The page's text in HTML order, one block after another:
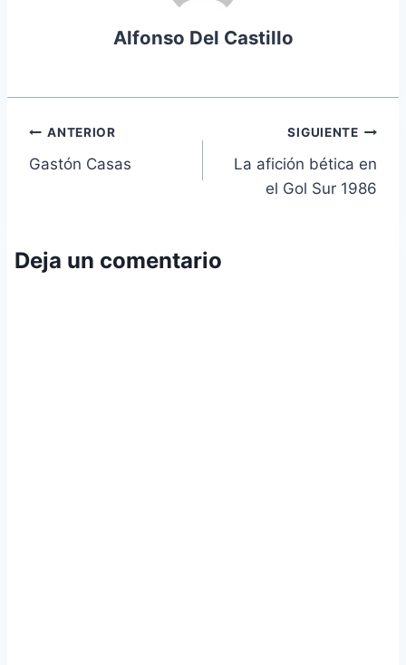
Alfonso Del Castillo
Navegación
de
ANTERIOR
Gastón Casas
SIGUIENTE
La afición bética en
el Gol Sur 1986
Deja un comentario